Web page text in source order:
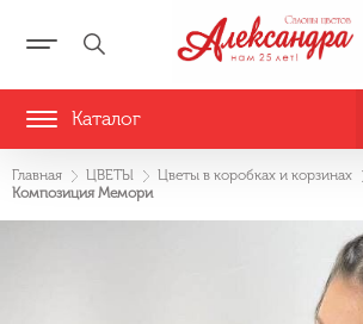
Каталог
Главная ЦВЕТЫ
Цветы в коробках и корзинах
Композиция Мемори